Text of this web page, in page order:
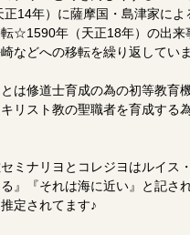
正14年）に薩摩国・島津家に
☆1590年（天正18年）の出
などへの移転を繰り返してい
は修道士育成の為の初等教育
リスト教の聖職者を育成する
ミナリヨとコレジヨはルイス
』『それは海に近い』と記さ
定されてます♪